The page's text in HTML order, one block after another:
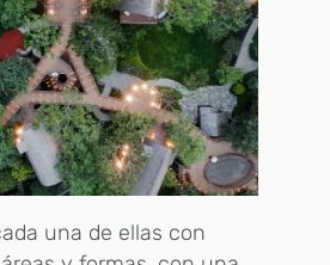
una de ellas con